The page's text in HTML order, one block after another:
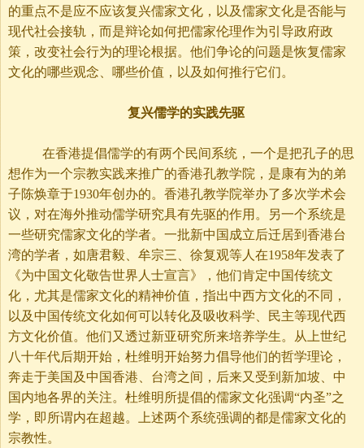
的重点不是应不应该复兴儒家文化，以及儒家文化是否能与
现代社会接轨，而是辩论如何把儒家伦理作为引导政府政
策，改变社会行为的理论根据。他们争论的问题是恢复儒家
文化的哪些观念、哪些价值，以及如何推行它们。
复兴儒学的实践先驱
在香港提倡儒学的有两个民间系统，一个是把孔子的思
想作为一个宗教实践来推广的香港孔教学院，是康有为的弟
子陈焕章于1930年创办的。香港孔教学院举办了多次学术会
议，对在海外推动儒学研究具有先驱的作用。另一个系统是
一些研究儒家文化的学者。一批新中国成立后迁居到香港台
湾的学者，如唐君毅、牟宗三、徐复观等人在1958年发表了
《为中国文化敬告世界人士宣言》，他们肯定中国传统文
化，尤其是儒家文化的精神价值，指出中西方文化的不同，
以及中国传统文化如何可以转化及吸收科学、民主等现代西
方文化价值。他们又透过新亚研究所来培养学生。从上世纪
八十年代后期开始，杜维明开始努力倡导他们的哲学理论，
奔走于美国及中国香港、台湾之间，后来又受到新加坡、中
国内地各界的关注。杜维明所提倡的儒家文化强调“内圣”之
学，即所谓内在超越。上述两个系统强调的都是儒家文化的
宗教性。